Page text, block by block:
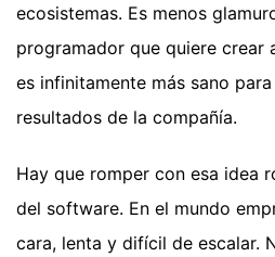
ecosistemas. Es menos
programador que quiere crear
es infinitamente más sano
resultados de la compañía.
Hay que romper con esa idea
del software. En el mundo
cara, lenta y difícil de escalar.